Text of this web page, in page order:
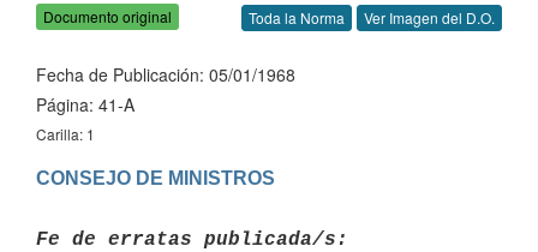
Documento original Toda la Norma Ver Imagen del D.O.
Fecha de Publicación: 05/01/1968
Página: 41-A
Carilla: 1
CONSEJO DE MINISTROS
Fe de erratas publicada/s: